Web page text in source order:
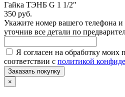
Гайка ТЭНБ G 1 1/2"
350 руб.
Укажите номер вашего телефона
уточнив все детали по
Я согласен на обработку моих
соответствии с политикой
Заказать покупку
×